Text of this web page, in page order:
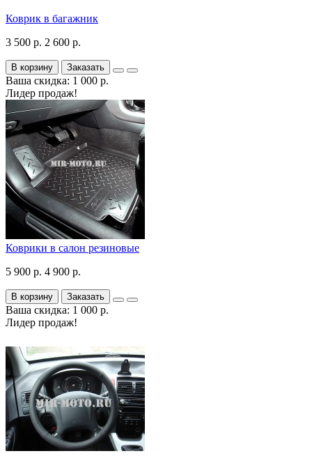
Коврик в багажник
3 500 р. 2 600 р.
В корзину Заказать
Ваша скидка: 1 000 р.
Лидер продаж!
Коврики в салон резиновые
5 900 р. 4 900 р.
В корзину Заказать
Ваша скидка: 1 000 р.
Лидер продаж!